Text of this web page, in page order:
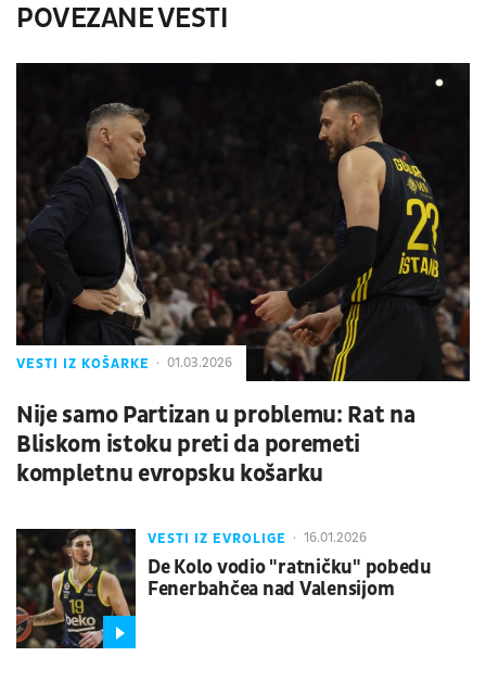
POVEZANE VESTI
VESTI IZ KOŠARKE 01.03.2026
Nije samo Partizan u problemu: Rat na
Bliskom istoku preti da poremeti
kompletnu evropsku košarku
VESTI IZ EVROLIGE 16.01.2026
De Kolo vodio "ratničku" pobedu
Fenerbahčea nad Valensijom